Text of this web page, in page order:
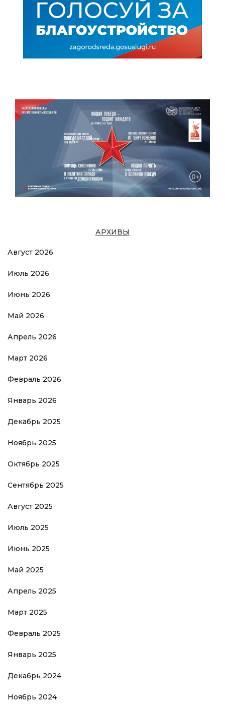
АРХИВЫ
Август 2026
Июль 2026
Июнь 2026
Май 2026
Апрель 2026
Март 2026
Февраль 2026
Январь 2026
Декабрь 2025
Ноябрь 2025
Октябрь 2025
Сентябрь 2025
Август 2025
Июль 2025
Июнь 2025
Май 2025
Апрель 2025
Март 2025
Февраль 2025
Январь 2025
Декабрь 2024
Ноябрь 2024